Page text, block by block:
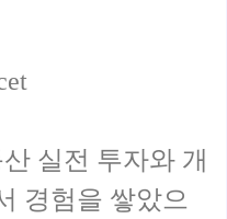
실전 투자와 개
경험을 쌓았으